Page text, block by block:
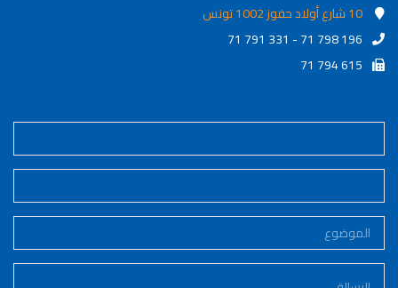
10 شارع أولاد حفوز 1002 تونس
71 791 331 - 71 798 196
71 794 615